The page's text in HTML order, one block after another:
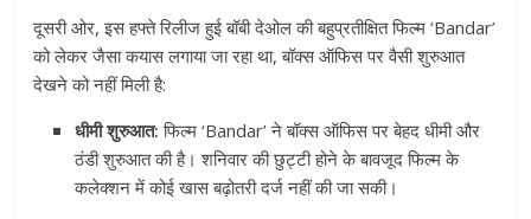
दूसरी ओर, इस हफ्ते रिलीज हुई बॉबी देओल की बहुप्रतीक्षित फिल्म ‘Bandar’
को लेकर जैसा कयास लगाया जा रहा था, बॉक्स ऑफिस पर वैसी शुरुआत
देखने को नहीं मिली है:
धीमी शुरुआत: फिल्म ‘Bandar’ ने बॉक्स ऑफिस पर बेहद धीमी और
ठंडी शुरुआत की है। शनिवार की छुट्टी होने के बावजूद फिल्म के
कलेक्शन में कोई खास बढ़ोतरी दर्ज नहीं की जा सकी।